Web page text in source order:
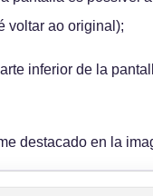
voltar ao original);
inferior de la
destacado en la